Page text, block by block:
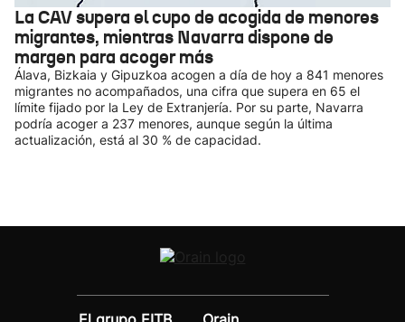
La CAV supera el cupo de acogida de menores
migrantes, mientras Navarra dispone de
margen para acoger más
Álava, Bizkaia y Gipuzkoa acogen a día de hoy a 841 menores
migrantes no acompañados, una cifra que supera en 65 el
límite fijado por la Ley de Extranjería. Por su parte, Navarra
podría acoger a 237 menores, aunque según la última
actualización, está al 30 % de capacidad.